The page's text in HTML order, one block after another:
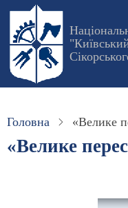
Перейти
основного
вмісту
Головна «Велике
«Велике